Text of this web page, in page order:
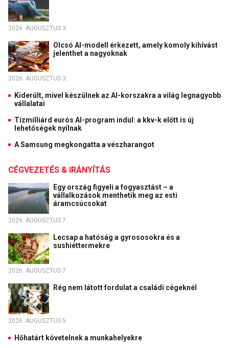
2026. AUGUSZTUS 3.
Olcsó AI-modell érkezett, amely komoly kihívást
jelenthet a nagyoknak
2026. AUGUSZTUS 3.
Kiderült, mivel készülnek az AI-korszakra a világ legnagyobb
vállalatai
Tízmilliárd eurós AI-program indul: a kkv-k előtt is új
lehetőségek nyílnak
A Samsung megkongatta a vészharangot
CÉGVEZETÉS & IRÁNYÍTÁS
Egy ország figyeli a fogyasztást – a
vállalkozások menthetik meg az esti
áramcsúcsokat
2026. AUGUSZTUS 7.
Lecsap a hatóság a gyrososokra és a
sushiéttermekre
2026. AUGUSZTUS 7.
Rég nem látott fordulat a családi cégeknél
2026. AUGUSZTUS 5.
Hőhatárt követelnek a munkahelyekre